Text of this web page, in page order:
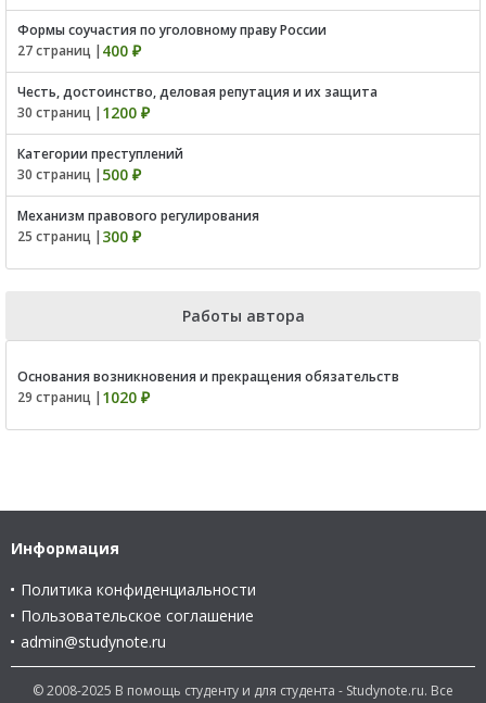
Формы соучастия по уголовному праву России
27 страниц | 400 ₽
Честь, достоинство, деловая репутация и их защита
30 страниц | 1200 ₽
Категории преступлений
30 страниц | 500 ₽
Механизм правового регулирования
25 страниц | 300 ₽
Работы автора
Основания возникновения и прекращения обязательств
29 страниц | 1020 ₽
Информация
Политика конфиденциальности
Пользовательское соглашение
admin@studynote.ru
© 2008-2025 В помощь студенту и для студента - Studynote.ru. Все